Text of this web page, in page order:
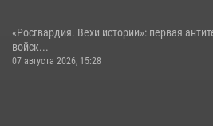
«Росгвардия. Вехи истории»: первая
войск...
07 августа 2026, 15:28